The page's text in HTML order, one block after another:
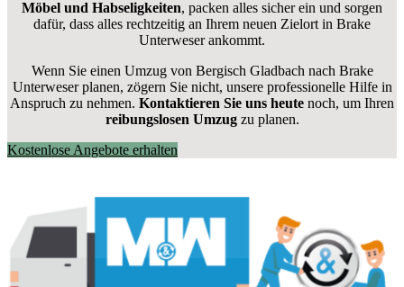
Möbel und Habseligkeiten, packen alles sicher ein und sorgen
dafür, dass alles rechtzeitig an Ihrem neuen Zielort in Brake
Unterweser ankommt.
Wenn Sie einen Umzug von Bergisch Gladbach nach Brake
Unterweser planen, zögern Sie nicht, unsere professionelle Hilfe in
Anspruch zu nehmen. Kontaktieren Sie uns heute noch, um Ihren
reibungslosen Umzugzu planen.
Kostenlose Angebote erhalten